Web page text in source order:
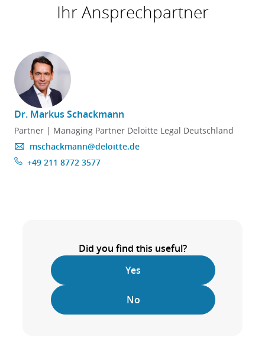
Ihr Ansprechpartner
Dr. Markus Schackmann
Partner | Managing Partner Deloitte Legal Deutschland
mschackmann@deloitte.de
+49 211 8772 3577
Did you find this useful?
Yes
No